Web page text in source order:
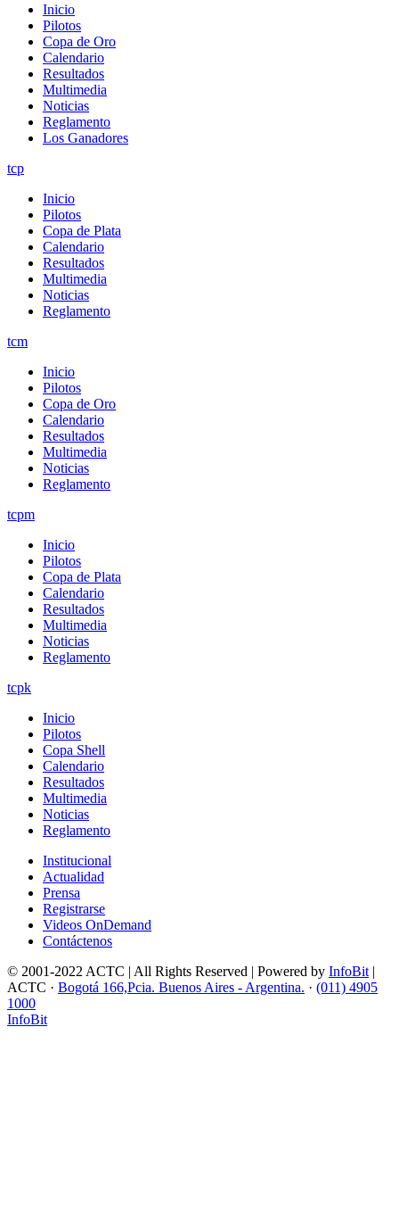
Inicio
Pilotos
Copa de Oro
Calendario
Resultados
Multimedia
Noticias
Reglamento
Los Ganadores
tcp
Inicio
Pilotos
Copa de Plata
Calendario
Resultados
Multimedia
Noticias
Reglamento
tcm
Inicio
Pilotos
Copa de Oro
Calendario
Resultados
Multimedia
Noticias
Reglamento
tcpm
Inicio
Pilotos
Copa de Plata
Calendario
Resultados
Multimedia
Noticias
Reglamento
tcpk
Inicio
Pilotos
Copa Shell
Calendario
Resultados
Multimedia
Noticias
Reglamento
Institucional
Actualidad
Prensa
Registrarse
Videos OnDemand
Contáctenos
© 2001-2022 ACTC | All Rights Reserved | Powered by InfoBit |
ACTC · Bogotá 166,Pcia. Buenos Aires - Argentina. · (011) 4905
1000
InfoBit